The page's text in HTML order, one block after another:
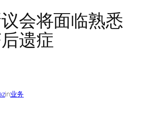
会将面临熟悉
遗症
in业务